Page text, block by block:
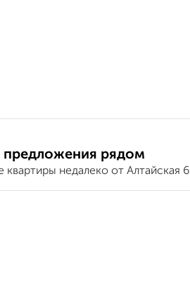
рядом
квартиры недалеко от Алтайская 6